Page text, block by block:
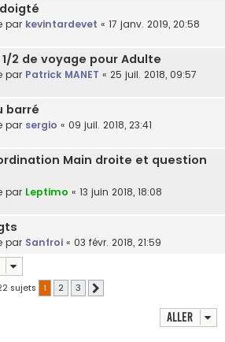
par kevintardevet « 17 janv. 2019, 20:58
2 de voyage pour Adulte
par Patrick MANET « 25 juil. 2018, 09:57
barré
par sergio « 09 juil. 2018, 23:41
Main droite et question
par Leptimo « 13 juin 2018, 18:08
par Sanfroi « 03 févr. 2018, 21:59
sujets 1 2 3
Aller